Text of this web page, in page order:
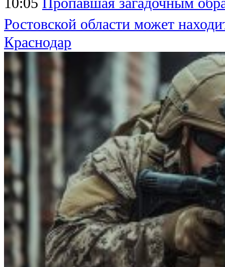
Ростовской области может
Краснодар